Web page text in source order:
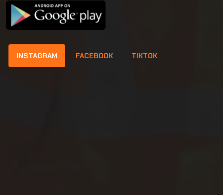
INSTAGRAM FACEBOOK TIKTOK